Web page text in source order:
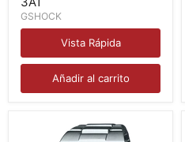
inoxidable
GM-
2110D-
GSHOCK
Vista Rápida
Añadir al carrito